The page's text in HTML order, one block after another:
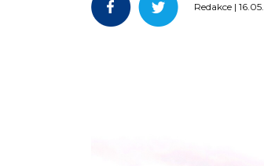
Redakce |